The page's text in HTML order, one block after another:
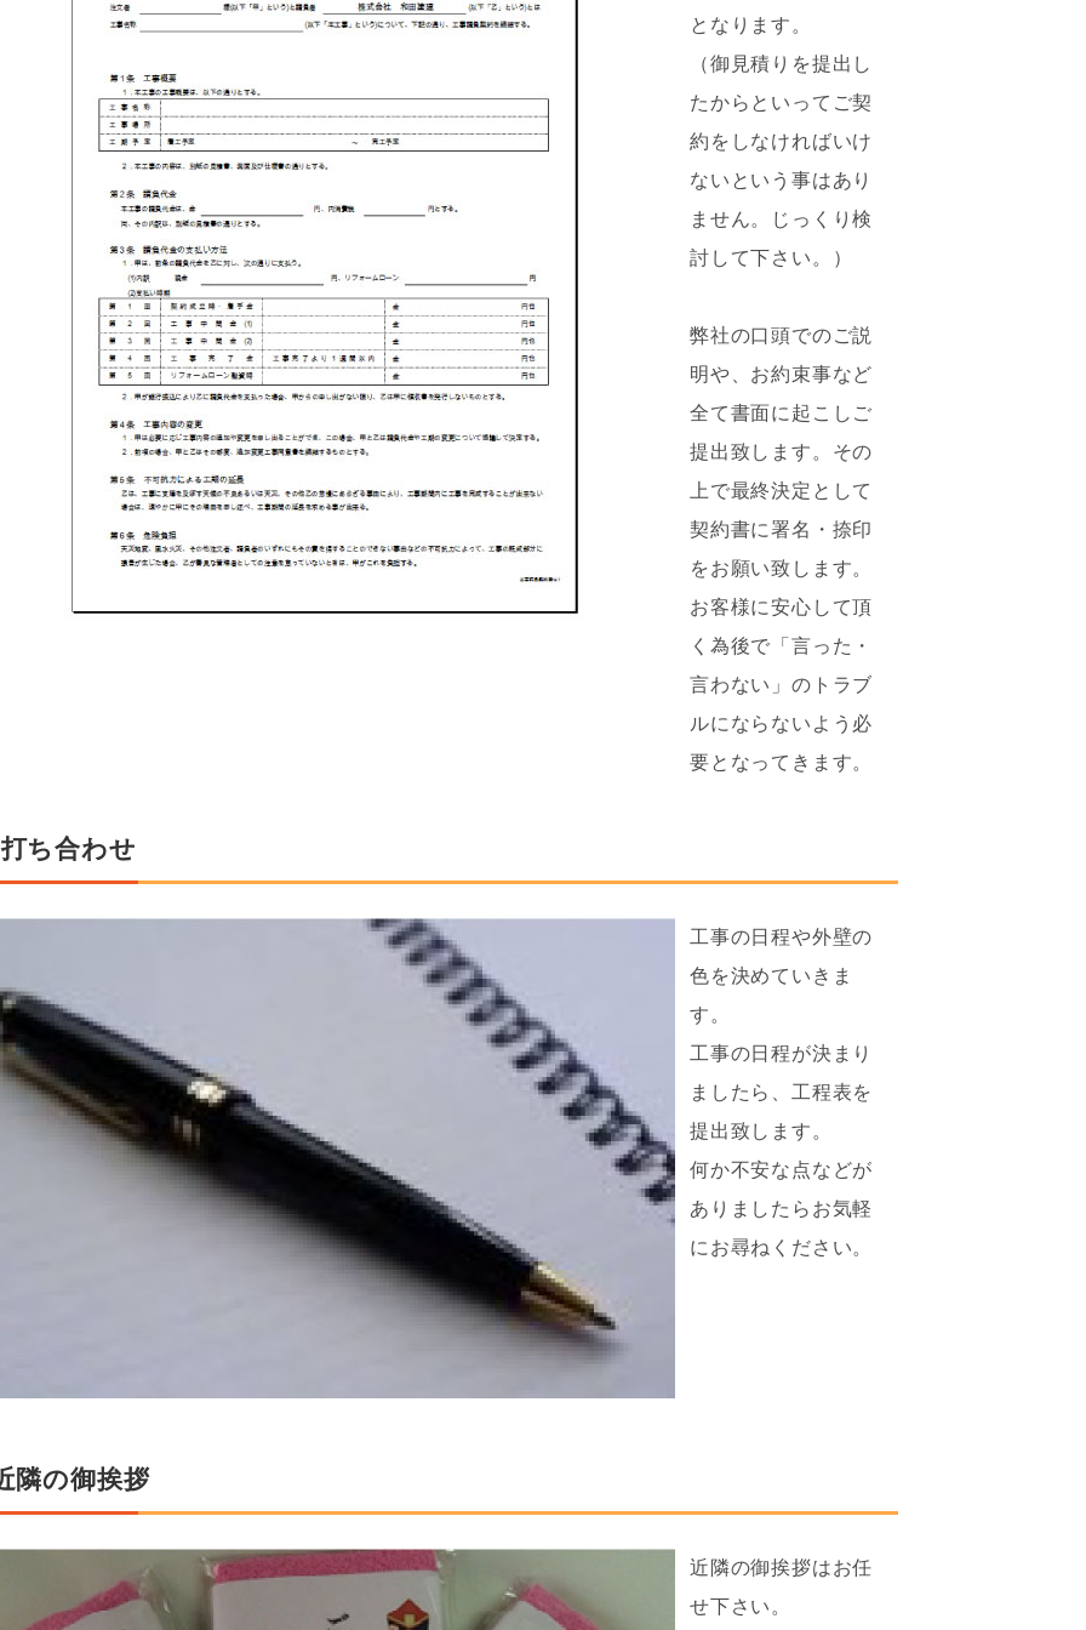
となります。
（御見積りを提出し
たからといってご契
約をしなければいけ
ないという事はあり
ません。じっくり検
討して下さい。）
弊社の口頭でのご説
明や、お約束事など
全て書面に起こしご
提出致します。その
上で最終決定として
契約書に署名・捺印
をお願い致します。
お客様に安心して頂
く為後で「言った・
言わない」のトラブ
ルにならないよう必
要となってきます。
ち合わせ
工事の日程や外壁の
色を決めていきま
す。
工事の日程が決まり
ましたら、工程表を
提出致します。
何か不安な点などが
ありましたらお気軽
にお尋ねください。
の御挨拶
近隣の御挨拶はお任
せ下さい。